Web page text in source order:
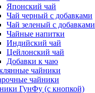
Японский чай
Чай черный с добавками
Чай зеленый с добавками
Чайные напитки
Индийский чай
Цейлонский чай
Добавки к чаю
чайники
чайники
ГунФу (с кнопкой)